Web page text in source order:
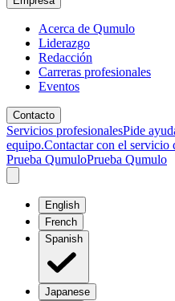
Acerca de Qumulo
Liderazgo
Redacción
Carreras profesionales
Eventos
Contacto
Servicios profesionalesPide
equipo.Contactar con el servicio
Prueba QumuloPrueba Qumulo
English
French
Spanish
Japanese